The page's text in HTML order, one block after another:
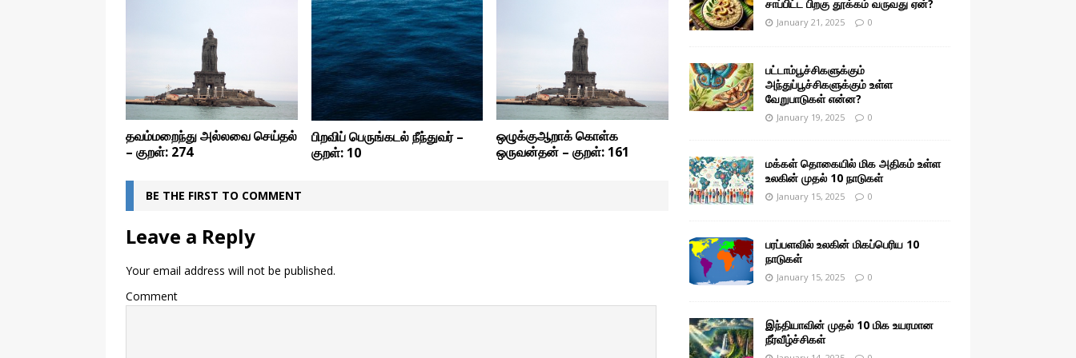
தவம்மறைந்து அல்லவை செய்தல்
– குறள்: 274
பிறவிப் பெருங்கடல் நீந்துவர் –
குறள்: 10
ஒழுக்குஆறாக் கொள்க
ஒருவன்தன் – குறள்: 161
BE THE FIRST TO COMMENT
Leave a Reply
Your email address will not be published.
Comment
சாப்பிட்ட பிறகு தூக்கம் வருவது ஏன்?
January 21, 2025 0
பட்டாம்பூச்சிகளுக்கும்
அந்துப்பூச்சிகளுக்கும் உள்ள
வேறுபாடுகள் என்ன?
January 19, 2025 0
மக்கள் தொகையில் மிக அதிகம் உள்ள
உலகின் முதல் 10 நாடுகள்
January 15, 2025 0
பரப்பளவில் உலகின் மிகப்பெரிய 10
நாடுகள்
January 15, 2025 0
இந்தியாவின் முதல் 10 மிக உயரமான
நீர்வீழ்ச்சிகள்